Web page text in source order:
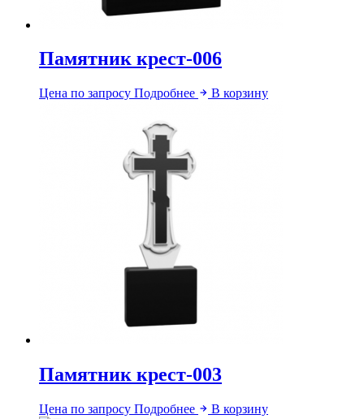
Памятник крест-006
Цена по запросу Подробнее В корзину
Памятник крест-003
Цена по запросу Подробнее В корзину